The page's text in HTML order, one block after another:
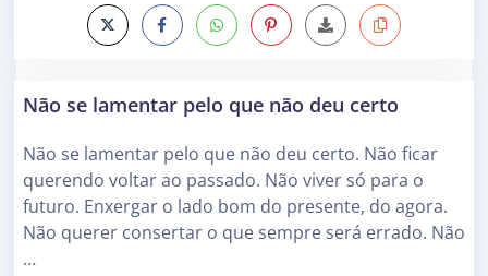
Não se lamentar pelo que não deu certo
Não se lamentar pelo que não deu certo. Não ficar
querendo voltar ao passado. Não viver só para o
futuro. Enxergar o lado bom do presente, do agora.
Não querer consertar o que sempre será errado. Não
…